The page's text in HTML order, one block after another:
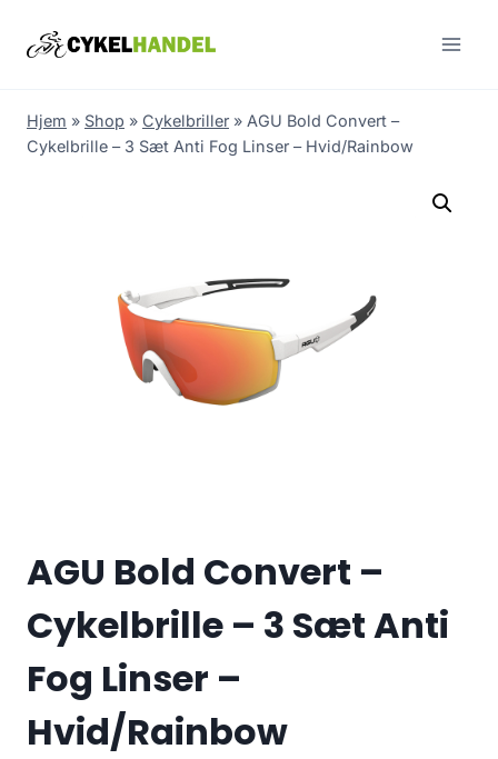
Hjem » Shop » Cykelbriller » AGU Bold Convert –
Cykelbrille – 3 Sæt Anti Fog Linser – Hvid/Rainbow
AGU Bold Convert –
Cykelbrille – 3 Sæt Anti
Fog Linser –
Hvid/Rainbow